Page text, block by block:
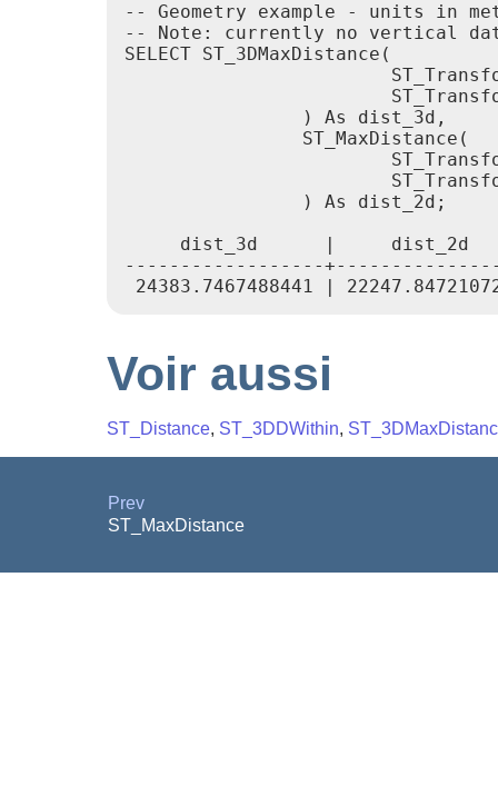
-- Geometry example - units in
-- Note: currently no vertical
SELECT ST_3DMaxDistance(
                ) As dist_3d,
                ST_MaxDistance(
                ) As dist_2d;
     dist_3d      |     dist_2d
------------------
Voir aussi
ST_Distance, ST_3DDWithin,
Prev
ST_MaxDistance